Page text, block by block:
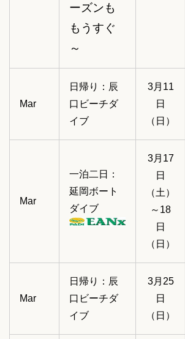
ーズンも
もうすぐ
～
Mar
日帰り：辰
口ビーチダ
イブ
3月11
日
（日）
Mar
一泊二日：
延岡ボート
ダイブ
3月17
日
（土）
～18
日
（日）
Mar
日帰り：辰
口ビーチダ
イブ
3月25
日
（日）